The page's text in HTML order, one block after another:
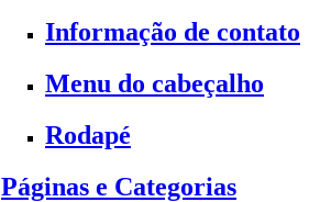
Informação de contato
Menu do cabeçalho
Rodapé
Páginas e Categorias